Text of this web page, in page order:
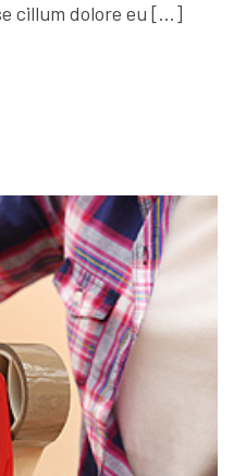
cillum dolore eu […]